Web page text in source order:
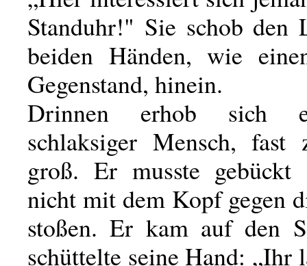
Standuhr!" Sie schob den
beiden Händen, wie
Gegenstand, hinein.
Drinnen erhob sich
schlaksiger Mensch, fast
groß. Er musste gebückt
nicht mit dem Kopf gegen
stoßen. Er kam auf den
schüttelte seine Hand: „Ihr